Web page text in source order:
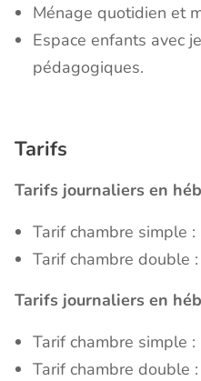
Ménage quotidien et
Espace enfants avec
pédagogiques.
Tarifs
Tarifs journaliers en
Tarif chambre simple
Tarif chambre double
Tarifs journaliers en
Tarif chambre simple
Tarif chambre double